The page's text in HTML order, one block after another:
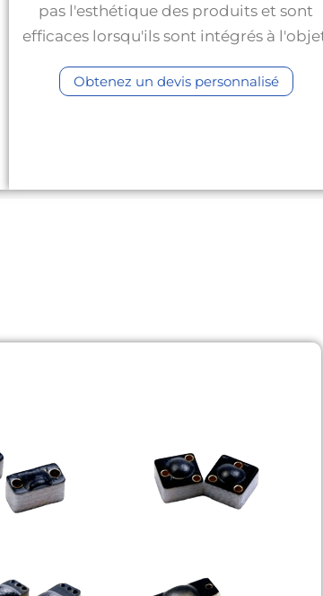
pas l'esthétique des produits et sont
efficaces lorsqu'ils sont intégrés à
Obtenez un devis personnalisé